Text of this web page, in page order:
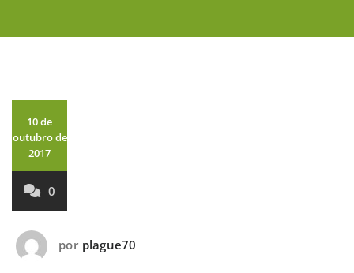
10 de
outubro de
2017
0
por plague70